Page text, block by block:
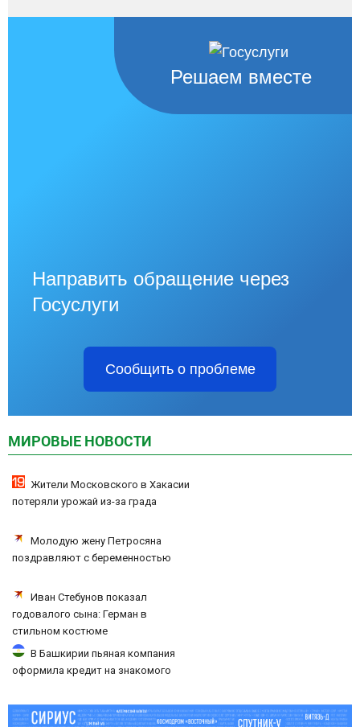
Решаем вместе
Направить обращение через
Госуслуги
Сообщить о проблеме
МИРОВЫЕ НОВОСТИ
Жители Московского в Хакасии
потеряли урожай из-за града
Молодую жену Петросяна
поздравляют с беременностью
Иван Стебунов показал
годовалого сына: Герман в
стильном костюме
В Башкирии пьяная компания
оформила кредит на знакомого